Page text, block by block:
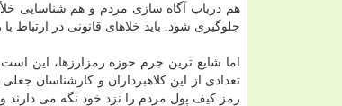
هم درباب آگاه سازی مردم و هم شناسایی
جلوگیری شود. باید خلاهای قانونی در ارتباط
اما شایع ترین جرم حوزه رمزارزها، این است
تعدادی از این کلاهبرداران و کارشناسان
رمز کیف پول مردم را نزد خود نگه می دارند